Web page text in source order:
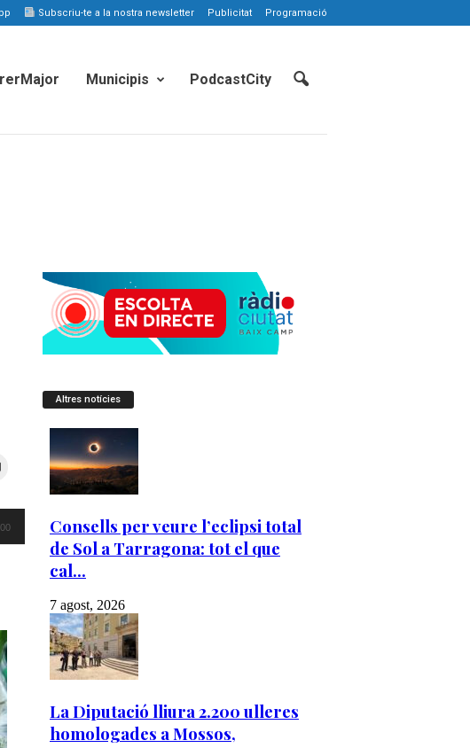
Subscriu-te a la nostra newsletter Publicitat Programació
Municipis PodcastCity
Altres notícies